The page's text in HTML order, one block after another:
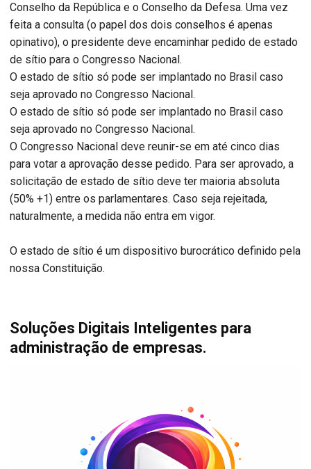
Conselho da República e o Conselho da Defesa. Uma vez
feita a consulta (o papel dos dois conselhos é apenas
opinativo), o presidente deve encaminhar pedido de estado
de sítio para o Congresso Nacional.
O estado de sítio só pode ser implantado no Brasil caso
seja aprovado no Congresso Nacional.
O estado de sítio só pode ser implantado no Brasil caso
seja aprovado no Congresso Nacional.
O Congresso Nacional deve reunir-se em até cinco dias
para votar a aprovação desse pedido. Para ser aprovado, a
solicitação de estado de sítio deve ter maioria absoluta
(50% +1) entre os parlamentares. Caso seja rejeitada,
naturalmente, a medida não entra em vigor.
O estado de sítio é um dispositivo burocrático definido pela
nossa Constituição.
Soluções Digitais Inteligentes para
administração de empresas.